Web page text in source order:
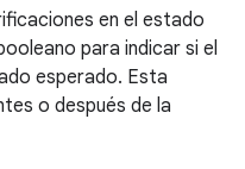
en el estado
para indicar si el
esperado. Esta
o después de la